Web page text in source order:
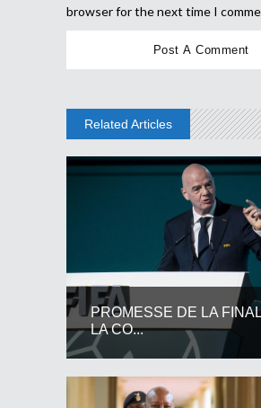
browser for the next time I
Related Articles
PROMESSE DE LA
LA CO...